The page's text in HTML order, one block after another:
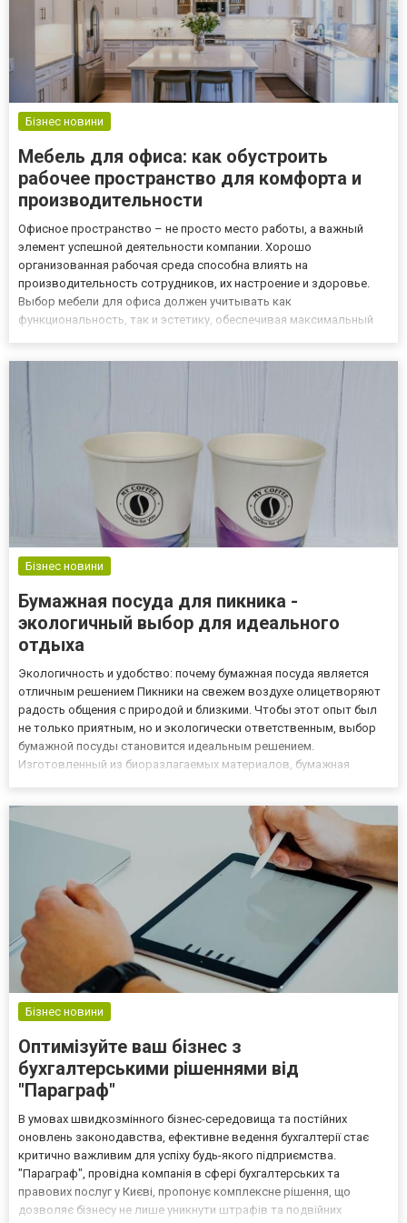
Бізнес новини
Мебель для офиса: как обустроить
рабочее пространство для комфорта и
производительности
Офисное пространство – не просто место работы, а важный
элемент успешной деятельности компании. Хорошо
организованная рабочая среда способна влиять на
производительность сотрудников, их настроение и здоровье.
Выбор мебели для офиса должен учитывать как
функциональность, так и эстетику, обеспечивая максимальный
Бізнес новини
Бумажная посуда для пикника -
экологичный выбор для идеального
отдыха
Экологичность и удобство: почему бумажная посуда является
отличным решением Пикники на свежем воздухе олицетворяют
радость общения с природой и близкими. Чтобы этот опыт был
не только приятным, но и экологически ответственным, выбор
бумажной посуды становится идеальным решением.
Изготовленный из биоразлагаемых материалов, бумажная
ответс...
Бізнес новини
Оптимізуйте ваш бізнес з
бухгалтерськими рішеннями від
"Параграф"
В умовах швидкозмінного бізнес-середовища та постійних
оновлень законодавства, ефективне ведення бухгалтерії стає
критично важливим для успіху будь-якого підприємства.
"Параграф", провідна компанія в сфері бухгалтерських та
правових послуг у Києві, пропонує комплексне рішення, що
дозволяє бізнесу не лише уникнути штрафів та подвійних